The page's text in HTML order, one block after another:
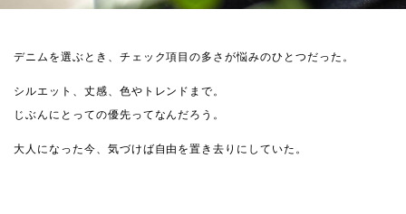
デニムを選ぶとき、チェック項目の多さが悩みのひとつだった。
シルエット、丈感、色やトレンドまで。
じぶんにとっての優先ってなんだろう。
大人になった今、気づけば自由を置き去りにしていた。